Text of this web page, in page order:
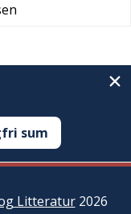
sum
Litteratur2026